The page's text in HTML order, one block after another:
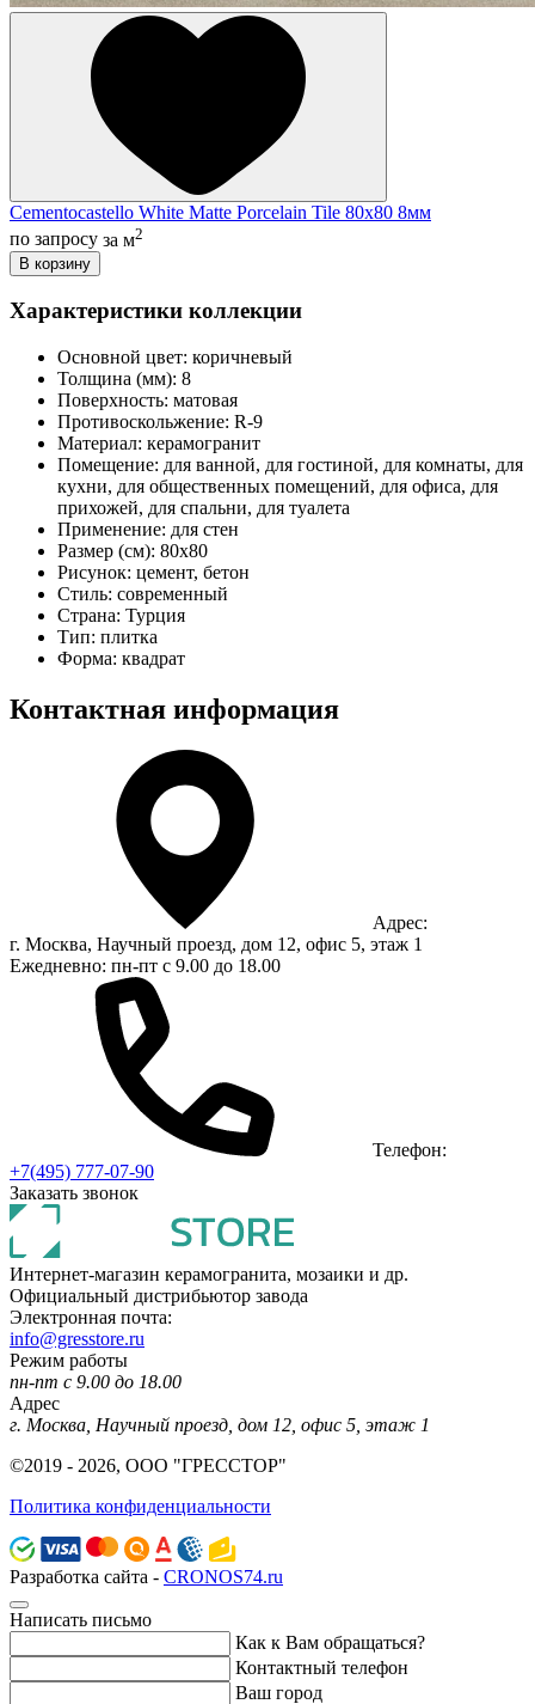
Cementocastello White Matte Porcelain Tile 80x80 8мм
по запросу за м2
В корзину
Характеристики коллекции
Основной цвет: коричневый
Толщина (мм): 8
Поверхность: матовая
Противоскольжение: R-9
Материал: керамогранит
Помещение: для ванной, для гостиной, для комнаты, для
кухни, для общественных помещений, для офиса, для
прихожей, для спальни, для туалета
Применение: для стен
Размер (см): 80x80
Рисунок: цемент, бетон
Стиль: современный
Страна: Турция
Тип: плитка
Форма: квадрат
Контактная информация
Адрес:
г. Москва, Научный проезд, дом 12, офис 5, этаж 1
Ежедневно: пн-пт с 9.00 до 18.00
Телефон:
+7(495) 777-07-90
Заказать звонок
Интернет-магазин керамогранита, мозаики и др.
Официальный дистрибьютор завода
Электронная почта:
info@gresstore.ru
Режим работы
пн-пт с 9.00 до 18.00
Адрес
г. Москва, Научный проезд, дом 12, офис 5, этаж 1
©2019 - 2026, ООО "ГРЕССТОР"
Политика конфиденциальности
Разработка сайта - CRONOS74.ru
Написать письмо
Как к Вам обращаться?
Контактный телефон
Ваш город